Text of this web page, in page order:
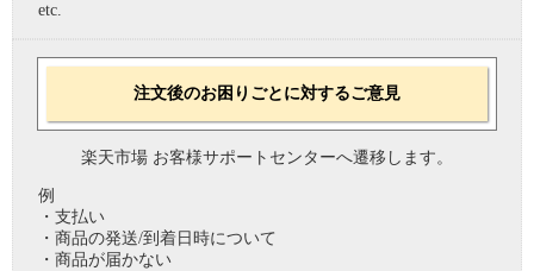
etc.
注文後のお困りごとに対するご意見
楽天市場 お客様サポートセンターへ遷移します。
例
・支払い
・商品の発送/到着日時について
・商品が届かない